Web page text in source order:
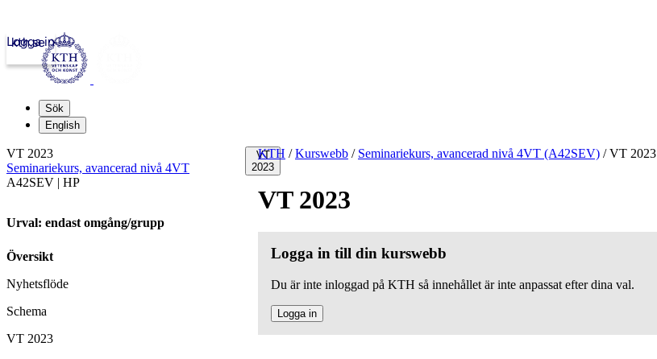
kth.se
Logga in
Sök
English
VT
2023
KTH / Kurswebb / Seminariekurs, avancerad nivå 4VT (A42SEV) /VT 2023
VT 2023
Logga in till din kurswebb
Du är inte inloggad på KTH så innehållet är inte anpassat efter dina val.
Logga in
VT 2023
Seminariekurs, avancerad nivå 4VT
A42SEV | HP
Urval: endast omgång/grupp
Översikt
Nyhetsflöde
Schema
VT 2023